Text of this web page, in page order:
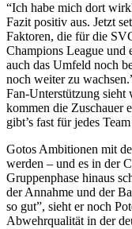
“Ich habe mich dort
Fazit positiv aus. Jetzt
Faktoren, die für die
Champions League und
auch das Umfeld noch
noch weiter zu
Fan-Unterstützung
kommen die Zuschauer
gibt’s fast für jedes
Gotos Ambitionen mit
werden – und es in der
Gruppenphase hinaus
der Annahme und der
so gut”, sieht er noch
Abwehrqualität in der